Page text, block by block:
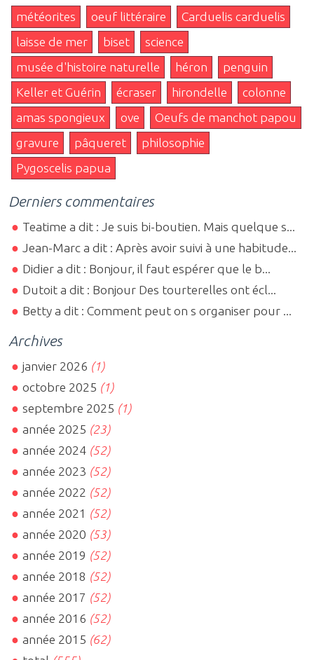
météorites oeuf littéraire
Carduelis carduelis
laisse de mer
biset
science
musée d'histoire naturelle
héron
penguin
Keller et Guérin
écraser hirondelle
colonne
amas spongieux
ove
Oeufs de manchot papou
gravure
pâqueret
philosophie
Pygoscelis papua
Derniers commentaires
Teatime a dit : Je suis bi-boutien. Mais quelque s...
Jean-Marc a dit : Après avoir suivi à une habitude...
Didier a dit : Bonjour, il faut espérer que le b...
Dutoit a dit : Bonjour Des tourterelles ont écl...
Betty a dit : Comment peut on s organiser pour ...
Archives
janvier 2026 (1)
octobre 2025 (1)
septembre 2025 (1)
année 2025 (23)
année 2024 (52)
année 2023 (52)
année 2022 (52)
année 2021 (52)
année 2020 (53)
année 2019 (52)
année 2018 (52)
année 2017 (52)
année 2016 (52)
année 2015 (62)